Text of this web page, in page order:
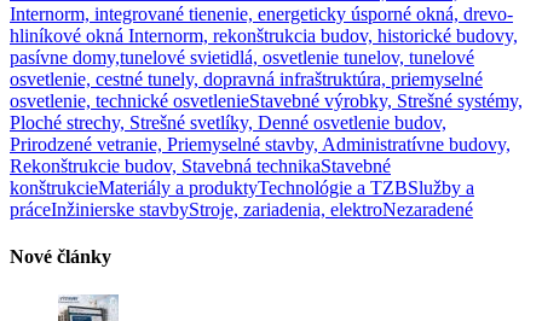
Internorm, integrované tienenie, energeticky úsporné okná, drevo-
hliníkové okná Internorm, rekonštrukcia budov, historické budovy,
pasívne domy,tunelové svietidlá, osvetlenie tunelov, tunelové
osvetlenie, cestné tunely, dopravná infraštruktúra, priemyselné
osvetlenie, technické osvetlenieStavebné výrobky, Strešné systémy,
Ploché strechy, Strešné svetlíky, Denné osvetlenie budov,
Prirodzené vetranie, Priemyselné stavby, Administratívne budovy,
Rekonštrukcie budov, Stavebná technikaStavebné
konštrukcieMateriály a produktyTechnológie a TZBSlužby a
práceInžinierske stavbyStroje, zariadenia, elektroNezaradené
Nové články